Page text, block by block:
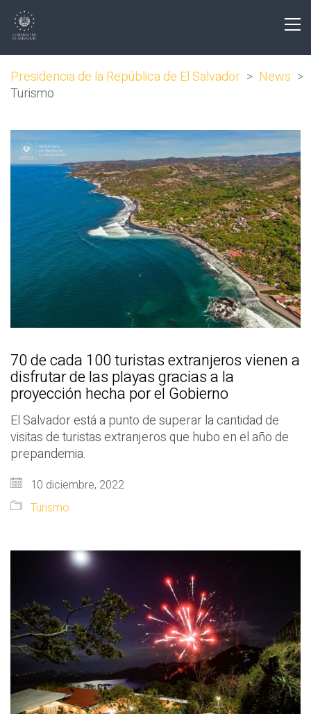
Presidencia de la República de El Salvador > News >
Turismo
70 de cada 100 turistas extranjeros vienen a
disfrutar de las playas gracias a la
proyección hecha por el Gobierno
El Salvador está a punto de superar la cantidad de
visitas de turistas extranjeros que hubo en el año de
prepandemia.
10 diciembre, 2022
Turismo